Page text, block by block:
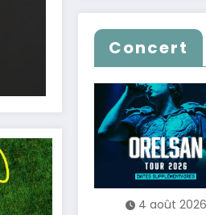
Concert
4 août 2026